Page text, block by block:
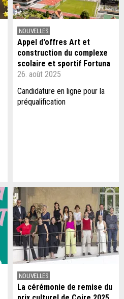
NOUVELLES
Appel d'offres Art et
construction du complexe
scolaire et sportif Fortuna
26. août 2025
Candidature en ligne pour la
préqualification
NOUVELLES
La cérémonie de remise du